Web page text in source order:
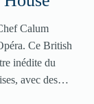
Calum
Ce British
inédite du
avec des…